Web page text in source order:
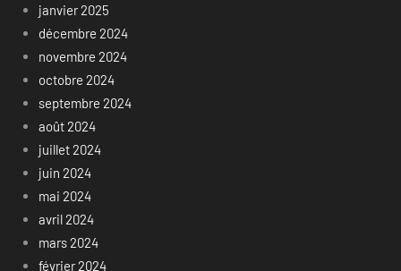
janvier 2025
décembre 2024
novembre 2024
octobre 2024
septembre 2024
août 2024
juillet 2024
juin 2024
mai 2024
avril 2024
mars 2024
février 2024